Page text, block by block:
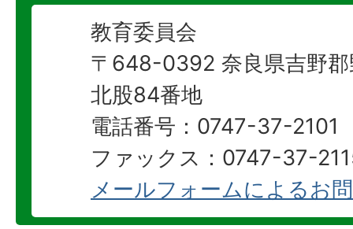
教育委員会
〒648-0392 奈良県吉野郡
北股84番地
電話番号：0747-37-2101
ファックス：0747-37-
メールフォームによるお